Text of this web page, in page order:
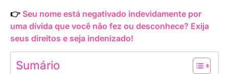
👉 Seu nome está negativado indevidamente por
uma dívida que você não fez ou desconhece? Exija
seus direitos e seja indenizado!
Sumário